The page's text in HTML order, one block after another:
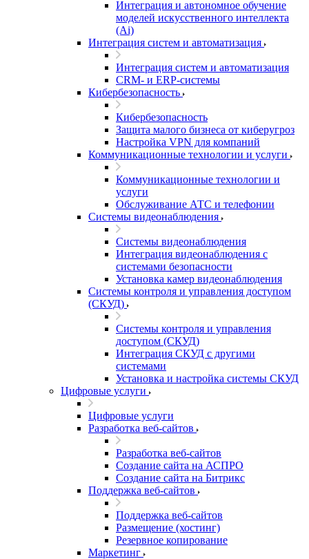
Интеграция и автономное обучение
моделей искусственного интеллекта
(Ai)
Интеграция систем и автоматизация
Интеграция систем и автоматизация
CRM- и ERP-системы
Кибербезопасность
Кибербезопасность
Защита малого бизнеса от киберугроз
Настройка VPN для компаний
Коммуникационные технологии и услуги
Коммуникационные технологии и
услуги
Обслуживание АТС и телефонии
Системы видеонаблюдения
Системы видеонаблюдения
Интеграция видеонаблюдения с
системами безопасности
Установка камер видеонаблюдения
Системы контроля и управления доступом
(СКУД)
Системы контроля и управления
доступом (СКУД)
Интеграция СКУД с другими
системами
Установка и настройка системы СКУД
Цифровые услуги
Цифровые услуги
Разработка веб-сайтов
Разработка веб-сайтов
Создание сайта на АСПРО
Создание сайта на Битрикс
Поддержка веб-сайтов
Поддержка веб-сайтов
Размещение (хостинг)
Резервное копирование
Маркетинг